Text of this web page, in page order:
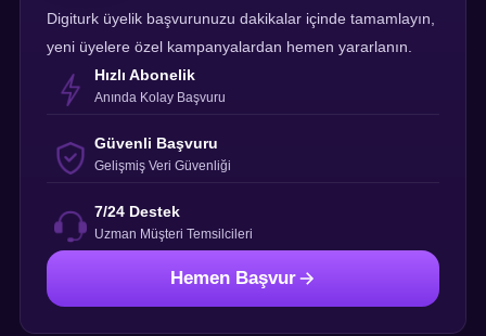
Digiturk üyelik başvurunuzu dakikalar içinde tamamlayın,
yeni üyelere özel kampanyalardan hemen yararlanın.
Hızlı Abonelik
Anında Kolay Başvuru
Güvenli Başvuru
Gelişmiş Veri Güvenliği
7/24 Destek
Uzman Müşteri Temsilcileri
Hemen Başvur